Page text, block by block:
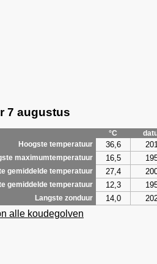
7 augustus
°C
Hoogste temperatuur
36,6
maximumtemperatuur 16,5
gemiddelde temperatuur 27,4
gemiddelde temperatuur 12,3
Langste zonduur 14,0
alle koudegolven